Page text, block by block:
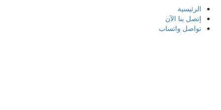
الرئيسية
إتصل بنا الآن
تواصل واتساب